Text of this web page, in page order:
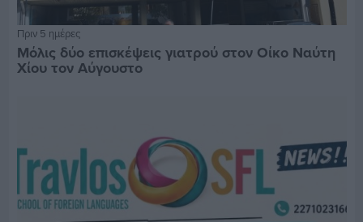
Πριν 5 ημέρες
Μόλις δύο επισκέψεις γιατρού στον Οίκο Ναύτη
Χίου τον Αύγουστο